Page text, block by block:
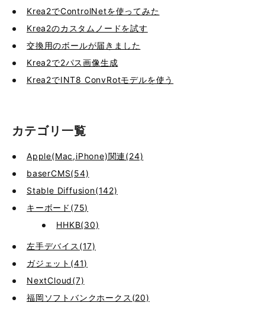
Krea2でControlNetを使ってみた
Krea2のカスタムノードを試す
交換用のボールが届きました
Krea2で2パス画像生成
Krea2でINT8 ConvRotモデルを使う
カテゴリ一覧
Apple(Mac,iPhone)関連(24)
baserCMS(54)
Stable Diffusion(142)
キーボード(75)
HHKB(30)
左手デバイス(17)
ガジェット(41)
NextCloud(7)
福岡ソフトバンクホークス(20)